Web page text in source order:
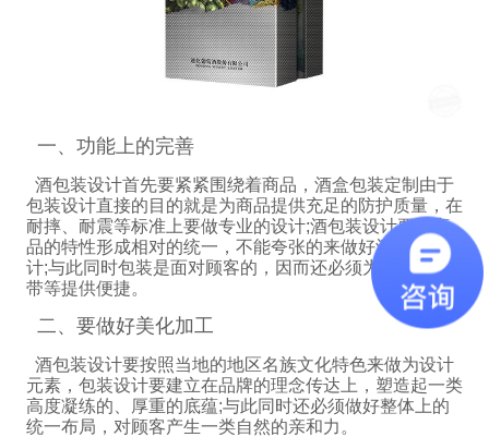
一、功能上的完善
酒包装设计首先要紧紧围绕着商品，酒盒包装定制由于
包装设计直接的目的就是为商品提供充足的防护质量，在
耐摔、耐震等标准上要做专业的设计;酒包装设计要与商
品的特性形成相对的统一，不能夸张的来做好酒包装设
计;与此同时包装是面对顾客的，因而还必须为物流、携
带等提供便捷。
二、要做好美化加工
酒包装设计要按照当地的地区名族文化特色来做为设计
元素，包装设计要建立在品牌的理念传达上，塑造起一类
高度凝练的、厚重的底蕴;与此同时还必须做好整体上的
统一布局，对顾客产生一类自然的亲和力。